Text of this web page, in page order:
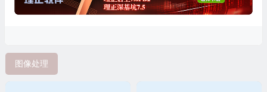
图像处理